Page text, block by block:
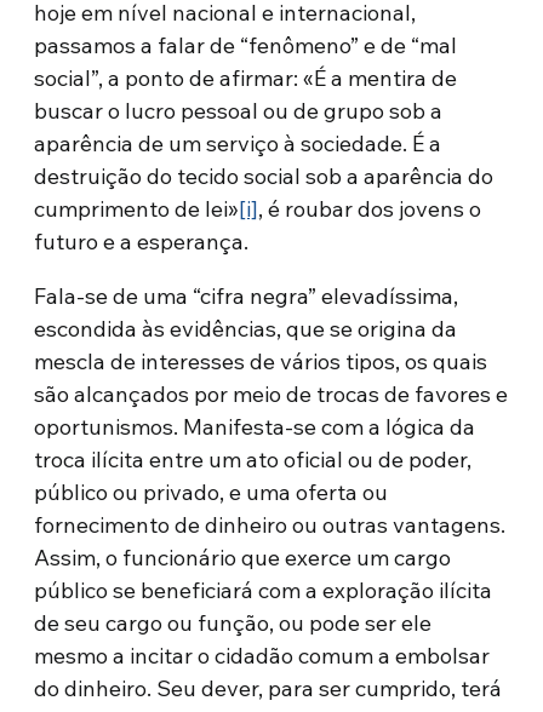
hoje em nível nacional e internacional,
passamos a falar de “fenômeno” e de “mal
social”, a ponto de afirmar: «É a mentira de
buscar o lucro pessoal ou de grupo sob a
aparência de um serviço à sociedade. É a
destruição do tecido social sob a aparência do
cumprimento de lei»[i], é roubar dos jovens o
futuro e a esperança.
Fala-se de uma “cifra negra” elevadíssima,
escondida às evidências, que se origina da
mescla de interesses de vários tipos, os quais
são alcançados por meio de trocas de favores e
oportunismos. Manifesta-se com a lógica da
troca ilícita entre um ato oficial ou de poder,
público ou privado, e uma oferta ou
fornecimento de dinheiro ou outras vantagens.
Assim, o funcionário que exerce um cargo
público se beneficiará com a exploração ilícita
de seu cargo ou função, ou pode ser ele
mesmo a incitar o cidadão comum a embolsar
do dinheiro. Seu dever, para ser cumprido, terá